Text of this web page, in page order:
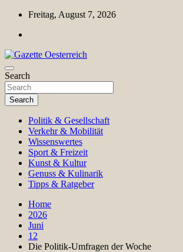
Skip
content
Freitag, August 7, 2026
Gazette Oesterreich
Magazin für Freizeit, Politik, Kultur &
Search
Search
Politik & Gesellschaft
Verkehr & Mobilität
Wissenswertes
Sport & Freizeit
Kunst & Kultur
Genuss & Kulinarik
Tipps & Ratgeber
Home
2026
Juni
12
Die Politik-Umfragen der Woche